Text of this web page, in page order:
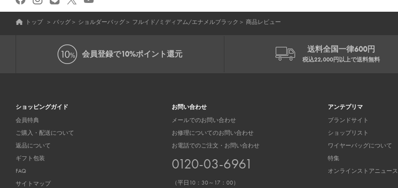
トップ ＞ バッグ＞ ショルダーバッグ＞ フルイド/ミディアム/エナメルブラック ＞ 商品レビュー
会員登録で10%ポイント還元 送料全国一律600円
税込22,000円以上で送料無料
ショッピングガイド
会員特典
ご購入・配送について
返品について
ギフト包装
FAQ
サイトマップ
お問い合わせ
メールでのお問い合わせ
お修理についてのお問い合わせ
お電話でのご注文・お問い合わせ
0120-03-6961
（平日10：30～17：00）
アンテプリマ
ブランドサイト
ショップリスト
ワイヤーバッグについて
特集
オンラインストアニュース